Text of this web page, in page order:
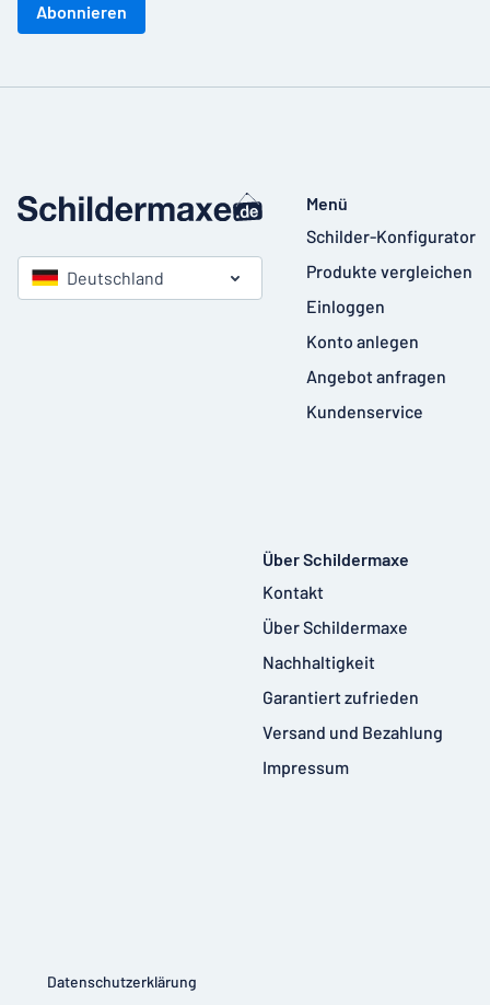
Abonnieren
Deutschland
Menü
Schilder-Konfigurator
Produkte vergleichen
Einloggen
Konto anlegen
Angebot anfragen
Kundenservice
Über Schildermaxe
Kontakt
Über Schildermaxe
Nachhaltigkeit
Garantiert zufrieden
Versand und Bezahlung
Impressum
Datenschutzerklärung